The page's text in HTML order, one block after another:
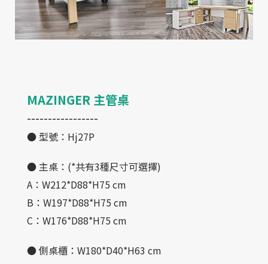
MAZINGER 主管桌
-----------------
● 型號：Hj27P
● 主桌：(*共有3種尺寸可選擇)
A：W212*D88*H75 cm
B：W197*D88*H75 cm
C：W176*D88*H75 cm
● 側桌櫃：W180*D40*H63 cm
2023 ©奇鑫家具All RIGHT RESERVE
網站設計 IBEST